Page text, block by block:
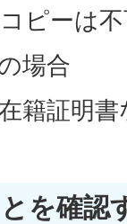
ピーは
場合
籍証明
を確認